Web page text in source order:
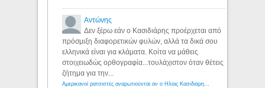
Αντώνης
Δεν ξέρω εάν ο Κασιδιάρης προέρχεται από
πρόσμιξη διαφορετικών φυλών, αλλά τα δικά σου
ελληνικά είναι για κλάματα. Κοίτα να μάθεις
στοιχειωδώς ορθογραφία...τουλάχιστον όταν θέτεις
ζήτημα για την...
Αμερικανοί ρατσιστές αναρωτιούνται αν ο Ηλίας Κασιδιάρης ανήκει στη λευκή φυλή... - Λόγιος Ερμής